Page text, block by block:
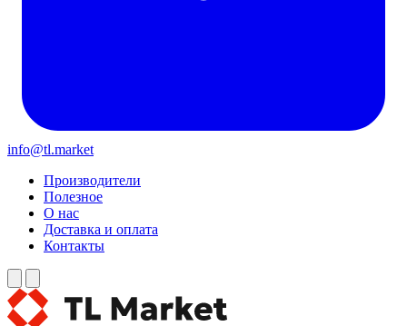
info@tl.market
Производители
Полезное
О нас
Доставка и оплата
Контакты